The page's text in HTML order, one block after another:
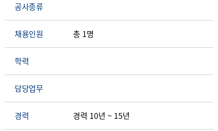
공사종류
채용인원 총 1명
학력
담당업무
경력 경력 10년 ~ 15년